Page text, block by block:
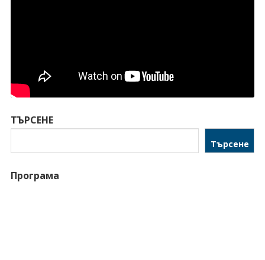
ТЪРСЕНЕ
Търсене
Програма